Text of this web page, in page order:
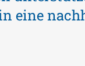
eine